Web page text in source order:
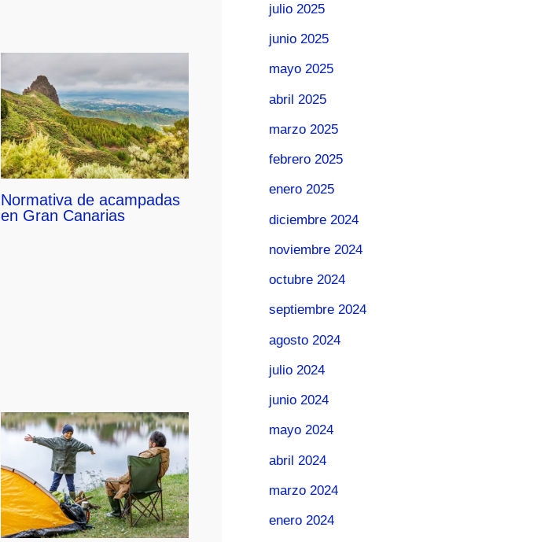
Normativa de acampadas
en Gran Canarias
julio 2025
junio 2025
mayo 2025
abril 2025
marzo 2025
febrero 2025
enero 2025
diciembre 2024
noviembre 2024
octubre 2024
septiembre 2024
agosto 2024
julio 2024
junio 2024
mayo 2024
abril 2024
marzo 2024
enero 2024